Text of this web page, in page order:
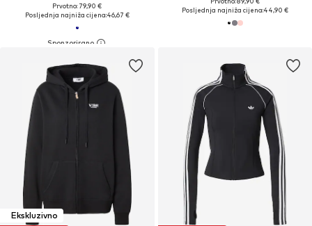
Prvotno: 79,90 €
Posljednja najniža cijena:46,67 €
Posljednja najniža cijena:44,90 €
Ekskluzivno